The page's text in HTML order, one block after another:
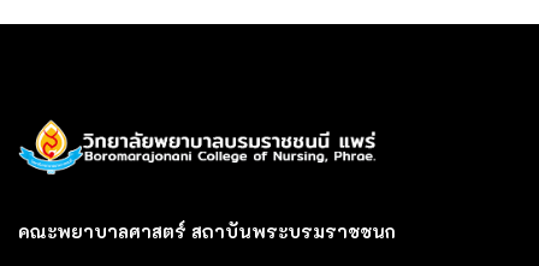
คณะพยาบาลศาสตร์ สถาบันพระบรมราชชนก